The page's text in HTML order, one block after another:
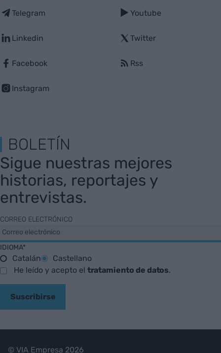
Telegram
Linkedin
Facebook
Instagram
Youtube
Twitter
Rss
BOLETÍN
Sigue nuestras mejores
historias, reportajes y
entrevistas.
CORREO ELECTRÓNICO
IDIOMA*
Catalán
Castellano
He leído y acepto el tratamiento de datos.
Suscribirse
© VIA Empresa 2026